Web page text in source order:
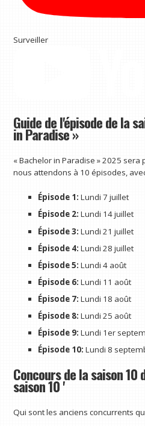
Surveiller
Guide de l'épisode de la
in Paradise »
« Bachelor in Paradise » 2025
nous attendons à 10 épisodes,
Épisode 1: Lundi 7 juillet
Épisode 2: Lundi 14 juillet
Épisode 3: Lundi 21 juillet
Épisode 4: Lundi 28 juillet
Épisode 5: Lundi 4 août
Épisode 6: Lundi 11 août
Épisode 7: Lundi 18 août
Épisode 8: Lundi 25 août
Épisode 9: Lundi 1er
Épisode 10: Lundi 8
Concours de la saison 10
saison 10 '
Qui sont les anciens concurrents